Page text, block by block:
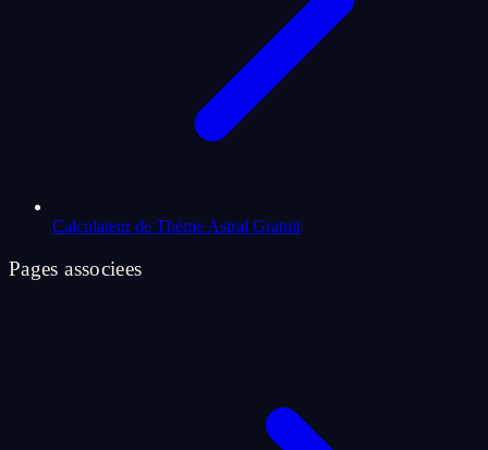
Calculateur de Thème Astral Gratuit
Pages associees